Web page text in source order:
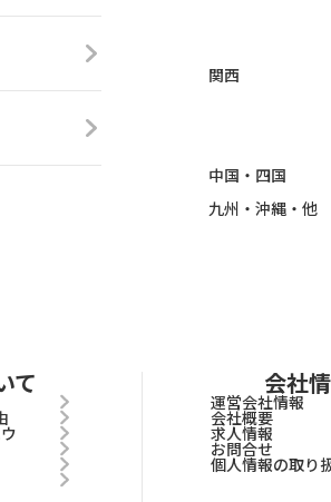
関西
中国・四国
九州・沖縄・他
て 会社
運営会社情報
会社概要
求人情報
お問合せ
個人情報の取り